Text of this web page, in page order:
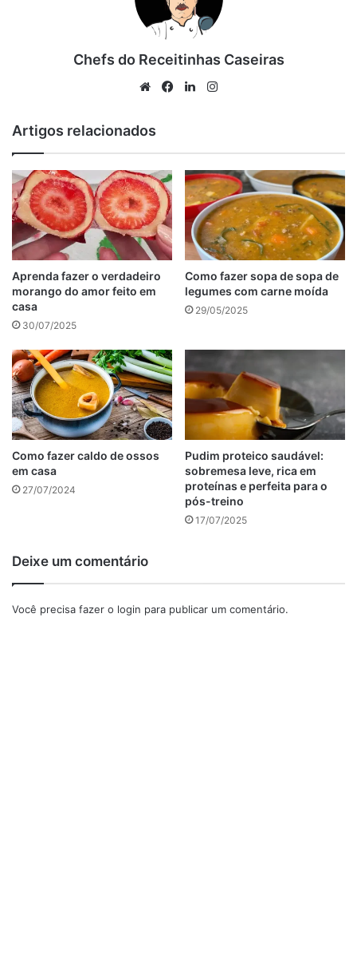
Salmão ao Limão com Aspargos é uma opção de Jantar
Low Carb delicioso
Frango à Parmegiana Low Carb
Carb simples de preparar
Tabela de conteúdos
Salmão ao Limão com Aspargos : Imagem de reprodução
Imagem de-Rita- und mit porPixabay
Que tal começar o seu cardápio de jantar low carb com
uma receita sofisticada e saborosa? O salmão ao limão
com aspargos é uma excelente opção para quem quer
é rica em proteínas e gorduras saudáveis, garantindo um
prato equilibrado e cheio de sabor.
Chefs do Receitinhas Caseiras
WebsiteFacebookLinkedin
Artigos relacionados
Aprenda fazer o verdadeiro
morango do amor feito em
casa
30/07/2025
Como fazer sopa de sopa de
legumes com carne moída
29/05/2025
Como fazer caldo de ossos
em casa
27/07/2024
Pudim proteico saudável:
sobremesa leve, rica em
proteínas e perfeita para o
pós-treino
17/07/2025
Deixe um comentário
Você precisa fazer o login para publicar um comentário.